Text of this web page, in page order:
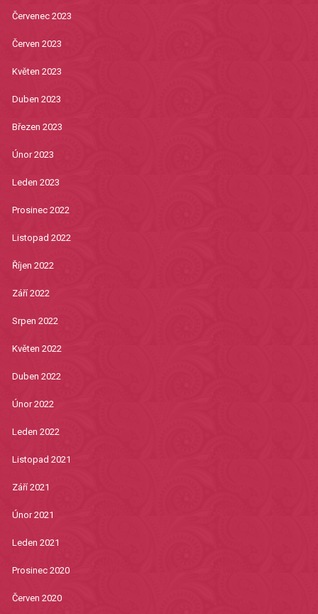
Červenec 2023
Červen 2023
Květen 2023
Duben 2023
Březen 2023
Únor 2023
Leden 2023
Prosinec 2022
Listopad 2022
Říjen 2022
Září 2022
Srpen 2022
Květen 2022
Duben 2022
Únor 2022
Leden 2022
Listopad 2021
Září 2021
Únor 2021
Leden 2021
Prosinec 2020
Červen 2020